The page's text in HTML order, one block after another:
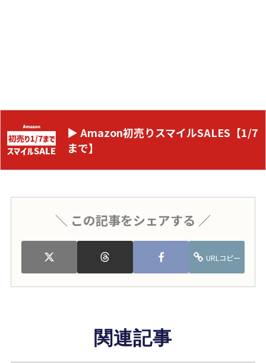
▶ Amazon初売りスマイルSALES【1/7
まで】
＼ この記事をシェアする ／
URLコピー
関連記事